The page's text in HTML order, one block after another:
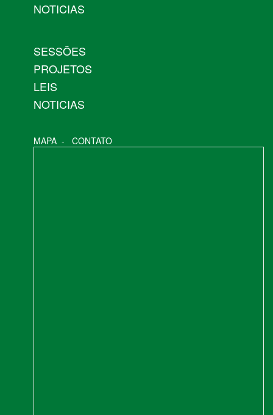
NOTICIAS
SESSÕES
PROJETOS
LEIS
NOTICIAS
MAPA - CONTATO